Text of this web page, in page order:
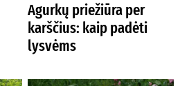
Agurkų priežiūra per
karščius: kaip padėti
lysvėms